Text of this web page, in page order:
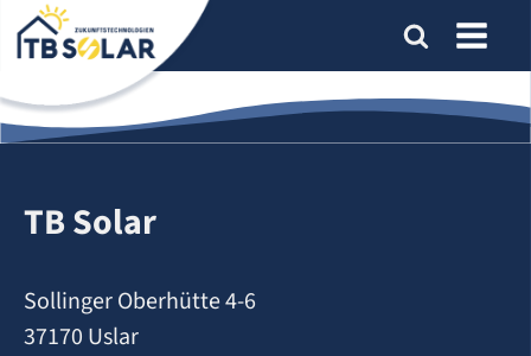
TB Solar
Sollinger Oberhütte 4-6
37170 Uslar